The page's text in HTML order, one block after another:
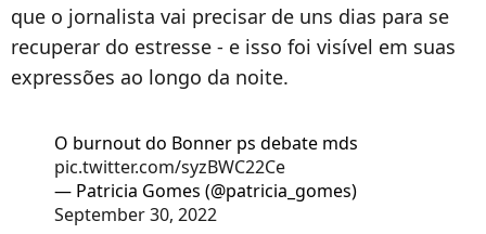
que o jornalista vai precisar de uns dias para se
recuperar do estresse - e isso foi visível em suas
expressões ao longo da noite.
O burnout do Bonner ps debate mds
pic.twitter.com/syzBWC22Ce
— Patricia Gomes (@patricia_gomes)
September 30, 2022